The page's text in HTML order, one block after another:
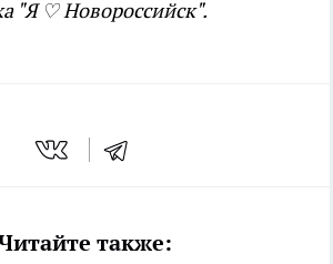
"Я ♡ Новороссийск".
также: